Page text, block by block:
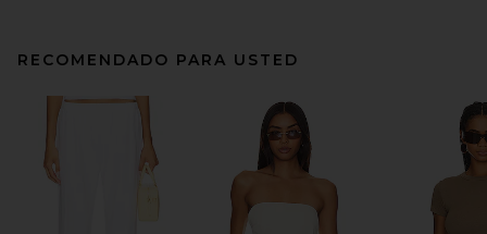
RECOMENDADO PARA USTED